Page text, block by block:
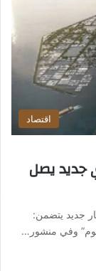
اقتصاد
جديد يصل
جديد يتضمن:
وفي منشور…